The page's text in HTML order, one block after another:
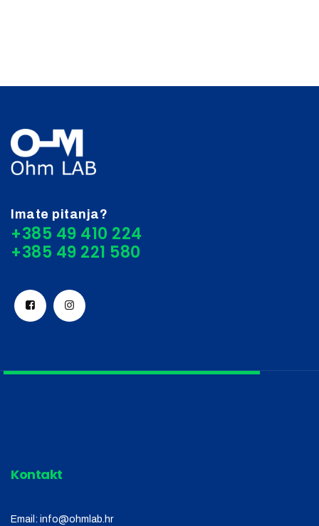
Imate pitanja?
+385 49 410 224
Kontakt
Email: info@ohmlab.hr